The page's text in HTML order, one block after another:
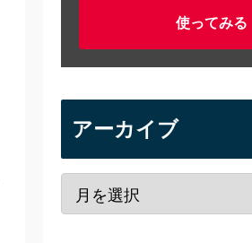
使ってみる
アーカイブ